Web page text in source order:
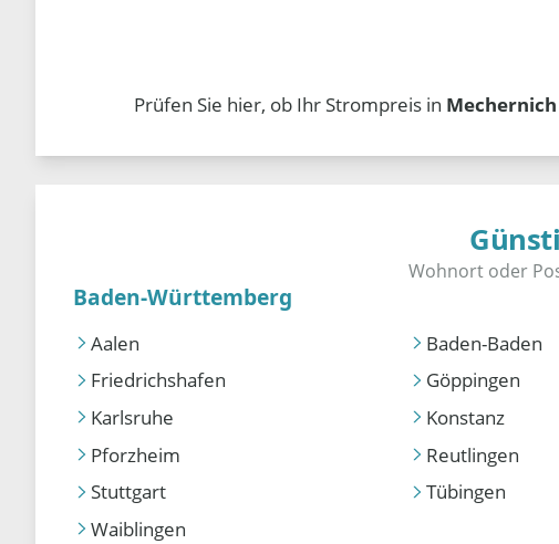
Prüfen Sie hier, ob Ihr Strompreis in Mechernich
Baden-Württemberg
Aalen Baden-Baden
Friedrichshafen
Göppingen
Karlsruhe
Konstanz
Pforzheim
Reutlingen
Stuttgart
Tübingen
Waiblingen